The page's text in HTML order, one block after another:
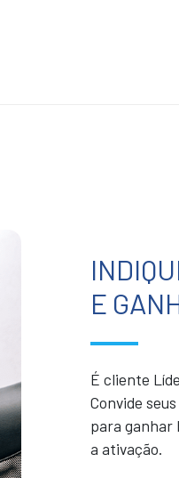
E
É cliente
Convide
para ganhar
a ativação.